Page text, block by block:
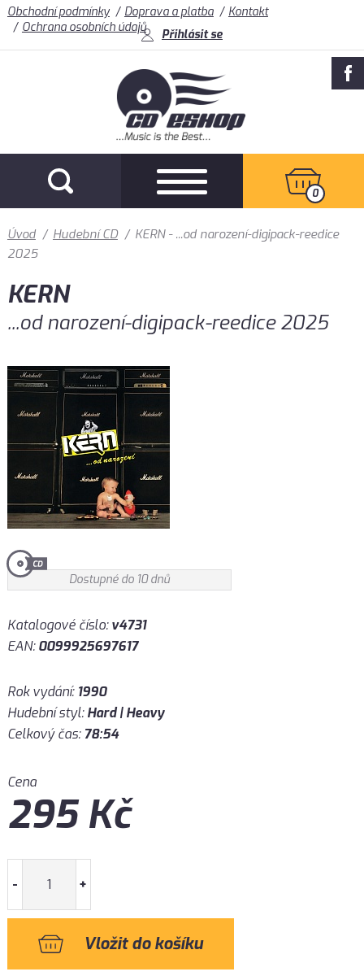
Obchodní podmínky Doprava a platba
Kontakt
Ochrana osobních údajů
Přihlásit se
0
Úvod / Hudební CD / KERN - ...od narození-digipack-reedice
2025
KERN
...od narození-digipack-reedice 2025
Dostupné do 10 dnů
Katalogové číslo:v4731
EAN:0099925697617
Rok vydání: 1990
Hudební styl:Hard | Heavy
Celkový čas: 78:54
Cena
295Kč
- +